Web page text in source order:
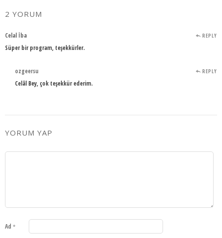
2 YORUM
Celal İba REPLY
Süper bir program, teşekkürler.
ozgeersu REPLY
Celâl Bey, çok teşekkür ederim.
YORUM YAP
Ad *